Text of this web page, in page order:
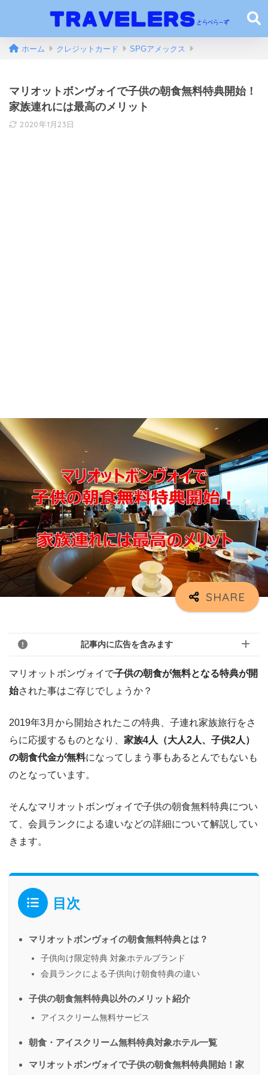
ホーム クレジットカード SPGアメックス
マリオットボンヴォイで子供の朝食無料特典開始！
家族連れには最高のメリット
2020年1月23日
記事内に広告を含みます
マリオットボンヴォイで子供の朝食が無料となる特典が開
始された事はご存じでしょうか？
2019年3月から開始されたこの特典、子連れ家族旅行をさ
らに応援するものとなり、 家族4人（大人2人、子供2人）
の朝食代金が無料になってしまう事もあるとんでもないも
のとなっています。
そんなマリオットボンヴォイで子供の朝食無料特典につい
て、会員ランクによる違いなどの詳細について解説してい
きます。
目次
マリオットボンヴォイの朝食無料特典とは？
子供向け限定特典 対象ホテルブランド
会員ランクによる子供向け朝食特典の違い
子供の朝食無料特典以外のメリット紹介
アイスクリーム無料サービス
朝食・アイスクリーム無料特典対象ホテル一覧
マリオットボンヴォイで子供の朝食無料特典開始！家